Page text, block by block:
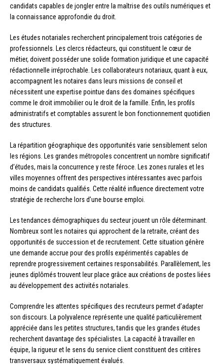
candidats capables de jongler entre la maîtrise des outils numériques et
la connaissance approfondie du droit.
Les études notariales recherchent principalement trois catégories de
professionnels. Les clercs rédacteurs, qui constituent le cœur de
métier, doivent posséder une solide formation juridique et une capacité
rédactionnelle irréprochable. Les collaborateurs notariaux, quant à eux,
accompagnent les notaires dans leurs missions de conseil et
nécessitent une expertise pointue dans des domaines spécifiques
comme le droit immobilier ou le droit de la famille. Enfin, les profils
administratifs et comptables assurent le bon fonctionnement quotidien
des structures.
La répartition géographique des opportunités varie sensiblement selon
les régions. Les grandes métropoles concentrent un nombre significatif
d’études, mais la concurrence y reste féroce. Les zones rurales et les
villes moyennes offrent des perspectives intéressantes avec parfois
moins de candidats qualifiés. Cette réalité influence directement votre
stratégie de recherche lors d’une bourse emploi.
Les tendances démographiques du secteur jouent un rôle déterminant.
Nombreux sont les notaires qui approchent de la retraite, créant des
opportunités de succession et de recrutement. Cette situation génère
une demande accrue pour des profils expérimentés capables de
reprendre progressivement certaines responsabilités. Parallèlement, les
jeunes diplômés trouvent leur place grâce aux créations de postes liées
au développement des activités notariales.
Comprendre les attentes spécifiques des recruteurs permet d’adapter
son discours. La polyvalence représente une qualité particulièrement
appréciée dans les petites structures, tandis que les grandes études
recherchent davantage des spécialistes. La capacité à travailler en
équipe, la rigueur et le sens du service client constituent des critères
transversaux systématiquement évalués.